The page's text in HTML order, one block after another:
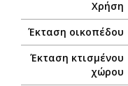
Χρήση
Έκταση οικοπέδου
Έκταση κτισμένου
χώρου